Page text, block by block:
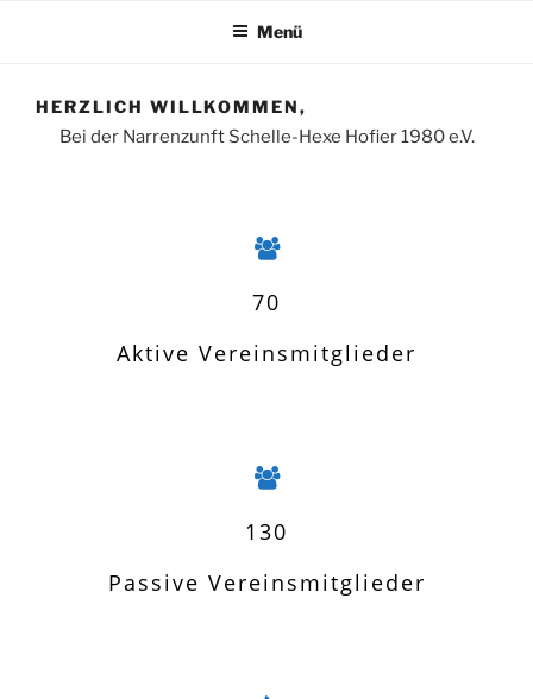
Menü
HERZLICH WILLKOMMEN,
Bei der Narrenzunft Schelle-Hexe Hofier 1980 e.V.
70
Aktive Vereinsmitglieder
130
Passive Vereinsmitglieder